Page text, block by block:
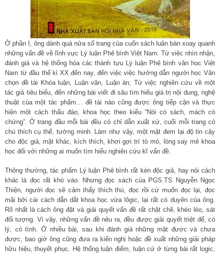
Ở phần I, ông dành quá nửa số trang của cuốn sách luận bàn xoay quanh
những vấn đề về lĩnh vực Lý luận Phê bình Việt Nam. Từ việc nhìn nhận,
đánh giá và hệ thống hóa các thành tựu Lý luận Phê bình văn học Việt
Nam từ đầu thế kỉ XX đến nay, đến việc việc hướng dẫn người học Văn
chọn đề tài Khóa luận, Luận văn, Luận án; Từ việc nghiên cứu về một
tác giả tiêu biểu, đến những bài viết đi sâu tìm hiểu giá trị nội dung, nghệ
thuật của một tác phẩm… đề tài nào cũng được ông tiếp cận và thực
hiện một cách thấu đáo, khoa học theo kiểu “Nói có sách, mách có
chứng”. Ở trang đầu mỗi bài đều có chỉ dẫn xuất xứ, cuối mỗi trang có
chú thích cụ thể, tường minh. Làm như vậy, một mặt đem lại độ tin cậy
cho độc giả, mặt khác, kích thích, khơi gợi trí tò mò, lòng say mê khoa
học đối với những ai muốn tìm hiểu nghiên cứu kĩ vấn đề.
Thông thường, tác phẩm Lý luận Phê bình rất kén độc giả, hay nói cách
khác là đọc rất khó vào. Nhưng đọc sách của PGS.TS Nguyễn Ngọc
Thiện, người đọc sẽ cảm thấy thích thú, đọc rồi cứ muốn đọc lại, đọc
mãi bởi cái cách dẫn dắt khoa học vừa lôgic, lại rất có duyên của ông.
Rõ nhất là cách ông đặt và giải quyết vấn đề rất chặt chẽ, khéo léo, sát
đối tượng. Vì vậy, những vấn đề nêu ra, đều được giải quyết triệt để, có
lý, có tình. Ở nhiều bài, sau khi đánh giá những mặt được và chưa
được, bao giờ ông cũng đưa ra kiến nghị hoặc đề xuất những giải pháp
hữu hiệu, thuyết phục. Hệ thống luận điểm, luận cứ ở từng bài rất logic,